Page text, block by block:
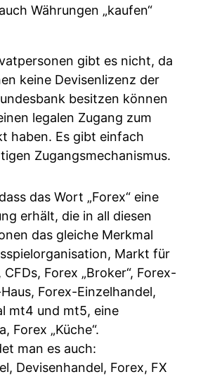
Währungen „kaufen“
gibt es nicht, da
keine Devisenlizenz der
besitzen können
legalen Zugang zum
haben. Es gibt einfach
Zugangsmechanismus.
das Wort „Forex“ eine
erhält, die in all diesen
das gleiche Merkmal
Markt für
Forex „Broker“, Forex-
Forex-Einzelhandel,
mt4 und mt5, eine
Forex „Küche“.
man es auch:
Devisenhandel, Forex, FX